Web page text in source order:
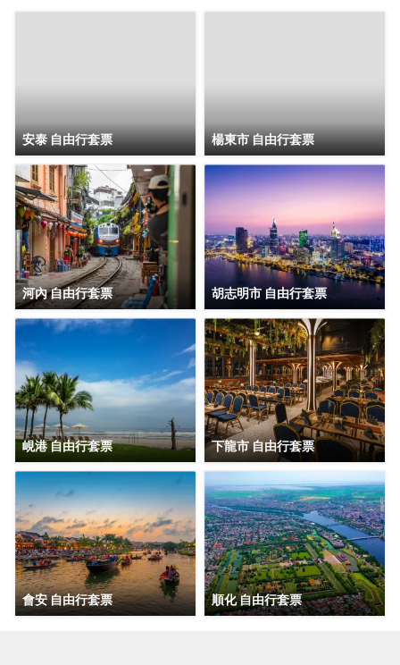
安泰 自由行套票 楊東市 自由行套票
河內 自由行套票 胡志明市 自由行套票
峴港 自由行套票 下龍市 自由行套票
會安 自由行套票 順化 自由行套票